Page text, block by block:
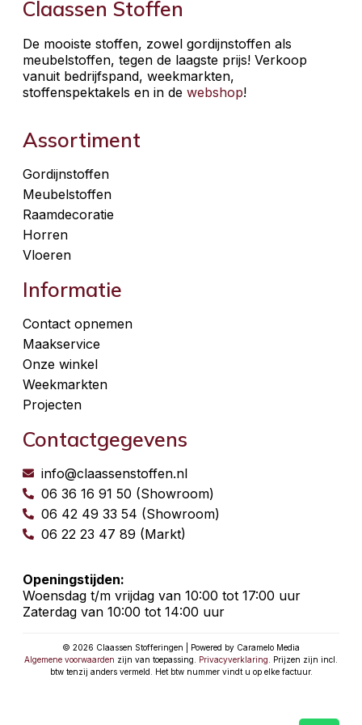
Claassen Stoffen
De mooiste stoffen, zowel gordijnstoffen als
meubelstoffen, tegen de laagste prijs! Verkoop
vanuit bedrijfspand, weekmarkten,
stoffenspektakels en in de webshop!
Assortiment
Gordijnstoffen
Meubelstoffen
Raamdecoratie
Horren
Vloeren
Informatie
Contact opnemen
Maakservice
Onze winkel
Weekmarkten
Projecten
Contactgegevens
info@claassenstoffen.nl
06 36 16 91 50 (Showroom)
06 42 49 33 54 (Showroom)
06 22 23 47 89 (Markt)
Openingstijden:
Woensdag t/m vrijdag van 10:00 tot 17:00 uur
Zaterdag van 10:00 tot 14:00 uur
© 2026 Claassen Stofferingen | Powered by Caramelo Media
Algemene voorwaarden zijn van toepassing. Privacyverklaring . Prijzen zijn incl.
btw tenzij anders vermeld. Het btw nummer vindt u op elke factuur.